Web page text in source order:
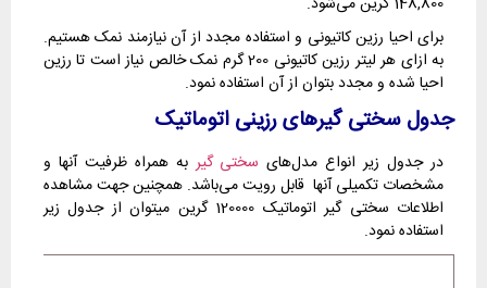
برای احیا رزین کاتیونی و استفاده مجدد از آن نیازمند نمک هستیم.
به ازای هر لیتر رزین کاتیونی 200 گرم نمک خالص نیاز است تا رزین
احیا شده و مجدد بتوان از آن استفاده نمود.
جدول سختی گیرهای رزینی اتوماتیک
در جدول زیر انواع مدل‌های سختی گیربه همراه ظرفیت آنها و
مشخصات تکمیلی آنها قابل رویت می‌باشد. همچنین جهت مشاهده
اطلاعات سختی گیر اتوماتیک 120000 گرین میتوان از جدول زیر
استفاده نمود.